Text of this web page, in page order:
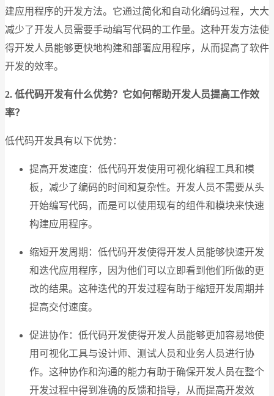
建应用程序的开发方法。它通过简化和自动化编码过程，大大
减少了开发人员需要手动编写代码的工作量。这种开发方法使
得开发人员能够更快地构建和部署应用程序，从而提高了软件
开发的效率。
2. 低代码开发有什么优势？它如何帮助开发人员提高工作效
率？
低代码开发具有以下优势：
提高开发速度：低代码开发使用可视化编程工具和模
板，减少了编码的时间和复杂性。开发人员不需要从头
开始编写代码，而是可以使用现有的组件和模块来快速
构建应用程序。
缩短开发周期：低代码开发使得开发人员能够快速开发
和迭代应用程序，因为他们可以立即看到他们所做的更
改的结果。这种迭代的开发过程有助于缩短开发周期并
提高交付速度。
促进协作：低代码开发使得开发人员能够更加容易地使
用可视化工具与设计师、测试人员和业务人员进行协
作。这种协作和沟通的能力有助于确保开发人员在整个
开发过程中得到准确的反馈和指导，从而提高开发效